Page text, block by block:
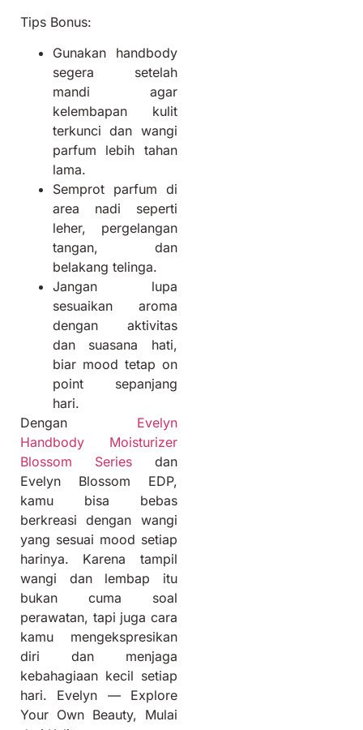
Tips Bonus:
Gunakan handbody
segera setelah
mandi agar
kelembapan kulit
terkunci dan wangi
parfum lebih tahan
lama.
Semprot parfum di
area nadi seperti
leher, pergelangan
tangan, dan
belakang telinga.
Jangan lupa
sesuaikan aroma
dengan aktivitas
dan suasana hati,
biar mood tetap on
point sepanjang
hari.
Dengan Evelyn
Handbody Moisturizer
Blossom Seriesdan
Evelyn Blossom EDP,
kamu bisa bebas
berkreasi dengan wangi
yang sesuai mood setiap
harinya. Karena tampil
wangi dan lembap itu
bukan cuma soal
perawatan, tapi juga cara
kamu mengekspresikan
diri dan menjaga
kebahagiaan kecil setiap
hari. Evelyn — Explore
Your Own Beauty, Mulai